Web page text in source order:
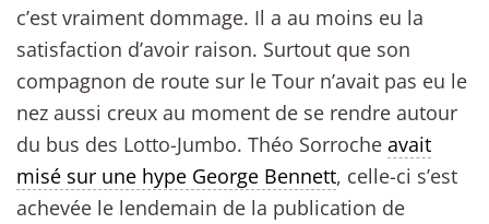
c’est vraiment dommage. Il a au moins eu la
satisfaction d’avoir raison. Surtout que son
compagnon de route sur le Tour n’avait pas eu le
nez aussi creux au moment de se rendre autour
du bus des Lotto-Jumbo. Théo Sorroche avait
misé sur une hype George Bennett, celle-ci s’est
achevée le lendemain de la publication de